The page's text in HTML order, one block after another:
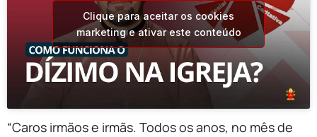
Clique para aceitar os cookies
marketing e ativar este conteúdo
“Caros irmãos e irmãs. Todos os anos, no mês de